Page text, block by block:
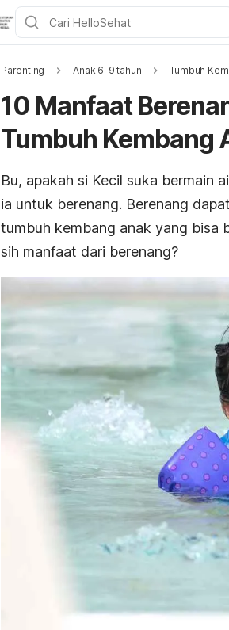
Parenting Anak 6-9 tahun Tumbuh
10 Manfaat
Tumbuh Kembang
Bu, apakah si Kecil suka bermain
ia untuk berenang. Berenang
tumbuh kembang anak yang bisa
sih manfaat dari berenang?